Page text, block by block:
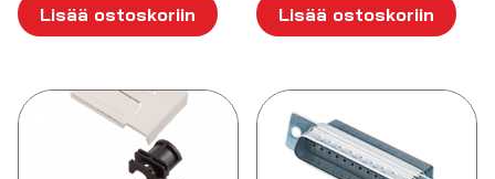
Lisää ostoskoriin Lisää ostoskoriin